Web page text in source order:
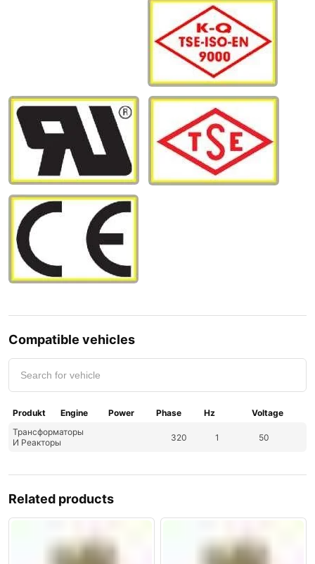
Compatible vehicles
Produkt Engine Power Phase Hz
Voltage
Трансформаторы
И Реакторы
320 1 50
Related products